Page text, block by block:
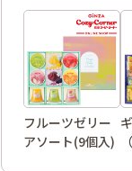
フルーツゼリー
アソート(9個入)